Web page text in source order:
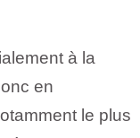
à la
en
le plus